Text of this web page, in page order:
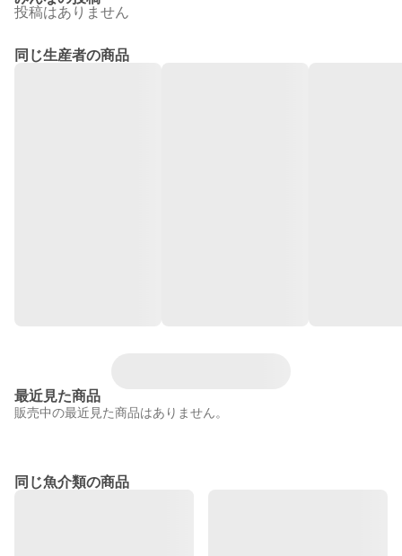
投稿はありません
同じ生産者の商品
最近見た商品
販売中の最近見た商品はありません。
同じ魚介類の商品